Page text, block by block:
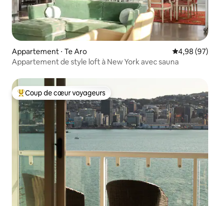
Appartement ⋅ Te Aro Évaluation
4,98 (97)
Appartement de style loft à New York avec sauna
Coups de cœur voyageurs les plus appréciés
Coup de cœur voyageurs